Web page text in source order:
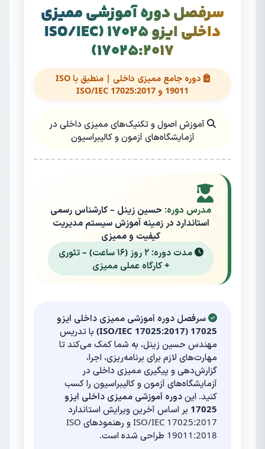
سرفصل دوره آموزشی ممیزی
داخلی ایزو 17025 (ISO/IEC
17025:2017)
دوره جامع ممیزی داخلی | منطبق با ISO
19011 و ISO/IEC 17025:2017
آموزش اصول و تکنیک‌های ممیزی داخلی در
آزمایشگاه‌های آزمون و کالیبراسیون
مدرس دوره: حسین زینل – کارشناس رسمی
استاندارد در زمینه آموزش سیستم مدیریت
کیفیت و ممیزی
مدت دوره: ۲ روز (۱۶ ساعت) – تئوری
+ کارگاه عملی ممیزی
سرفصل دوره آموزشی ممیزی داخلی ایزو
17025 (ISO/IEC 17025:2017)
با تدریس
مهندس حسین زینل، به شما کمک می‌کند تا
مهارت‌های لازم برای برنامه‌ریزی، اجرا،
گزارش‌دهی و پیگیری ممیزی داخلی در
آزمایشگاه‌های آزمون و کالیبراسیون را کسب
کنید. این دوره آموزشی ممیزی داخلی ایزو
17025 بر اساس آخرین ویرایش استاندارد
ISO/IEC 17025:2017 و رهنمودهای ISO
19011:2018 طراحی شده است.